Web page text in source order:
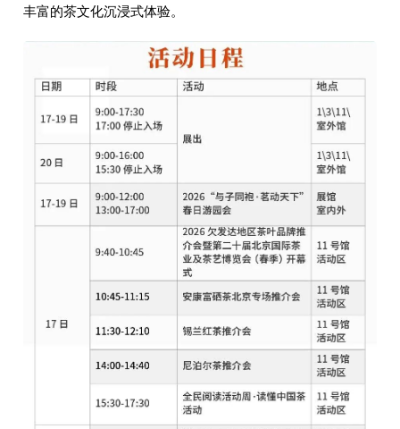
丰富的茶文化沉浸式体验。